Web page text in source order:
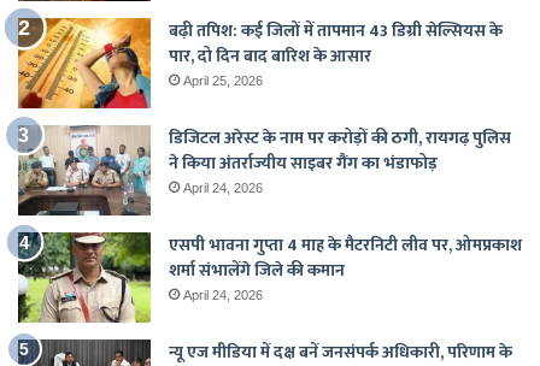
बढ़ी तपिश: कई जिलों में तापमान 43 डिग्री सेल्सियस के
पार, दो दिन बाद बारिश के आसार
April 25, 2026
डिजिटल अरेस्ट के नाम पर करोड़ों की ठगी, रायगढ़ पुलिस
ने किया अंतर्राज्यीय साइबर गैंग का भंडाफोड़
April 24, 2026
एसपी भावना गुप्ता 4 माह के मैटरनिटी लीव पर, ओमप्रकाश
शर्मा संभालेंगे जिले की कमान
April 24, 2026
न्यू एज मीडिया में दक्ष बनें जनसंपर्क अधिकारी, परिणाम के